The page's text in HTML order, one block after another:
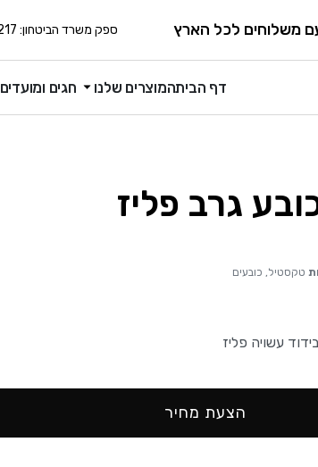
לכל הארץ ספק משרד הביטחון: 0011020217
דף הביתהמוצרים שלנו חגים ומועדים
גרב פליז
טקסטיל, כובעים
עשויה פליז
הצעת מחיר